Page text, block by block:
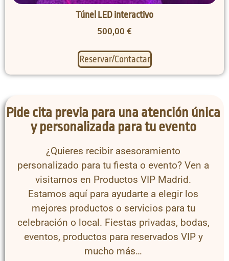
Túnel LED interactivo
500,00 €
Reservar/Contactar
Pide cita previa para una atención única
y personalizada para tu evento
¿Quieres recibir asesoramiento
personalizado para tu fiesta o evento? Ven a
visitarnos en Productos VIP Madrid.
Estamos aquí para ayudarte a elegir los
mejores productos o servicios para tu
celebración o local. Fiestas privadas, bodas,
eventos, productos para reservados VIP y
mucho más…